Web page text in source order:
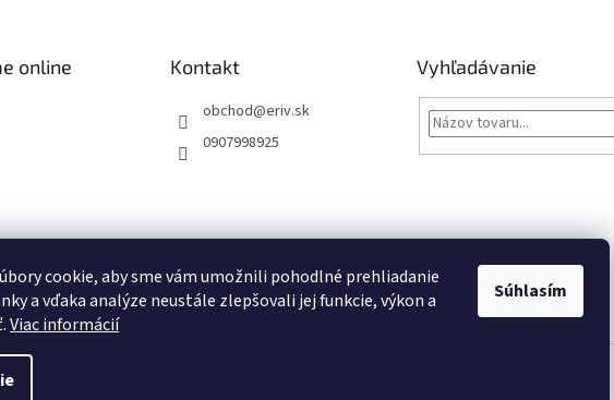
cookie, aby sme vám umožnili pohodlné prehliadanie
a vďaka analýze neustále zlepšovali jej funkcie, výkon a
Viac informácií
Súhlasím
online
Kontakt
obchod@eriv.sk
0907998925
Vyhľadávanie
Obchodné podmienky